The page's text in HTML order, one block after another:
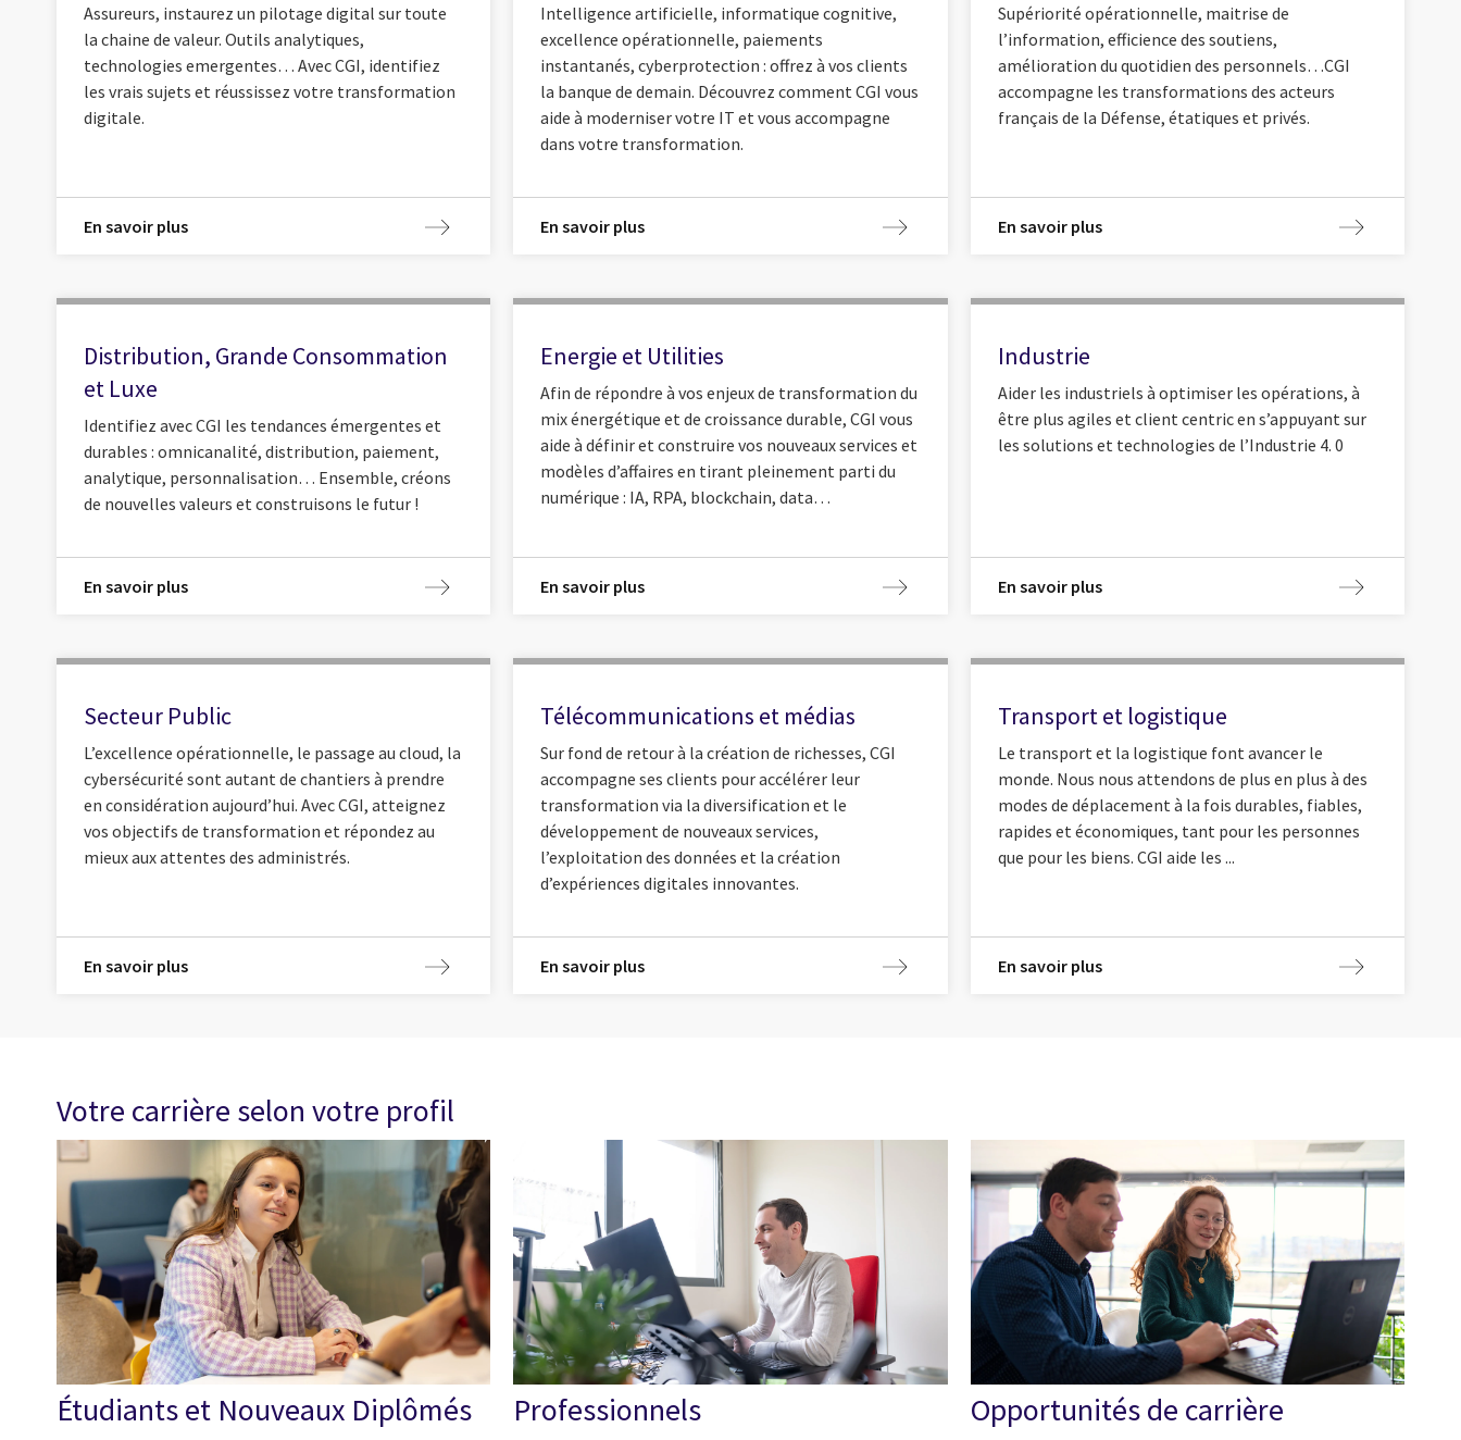
Assureurs, instaurez un pilotage digital sur toute
la chaine de valeur. Outils analytiques,
technologies emergentes… Avec CGI, identifiez
les vrais sujets et réussissez votre transformation
digitale.
En savoir plus
Intelligence artificielle, informatique cognitive,
excellence opérationnelle, paiements
instantanés, cyberprotection : offrez à vos clients
la banque de demain. Découvrez comment CGI vous
aide à moderniser votre IT et vous accompagne
dans votre transformation.
En savoir plus
Supériorité opérationnelle, maitrise de
l’information, efficience des soutiens,
amélioration du quotidien des personnels…CGI
accompagne les transformations des acteurs
français de la Défense, étatiques et privés.
En savoir plus
Distribution, Grande Consommation
et Luxe
Identifiez avec CGI les tendances émergentes et
durables : omnicanalité, distribution, paiement,
analytique, personnalisation… Ensemble, créons
de nouvelles valeurs et construisons le futur !
En savoir plus
Energie et Utilities
Afin de répondre à vos enjeux de transformation du
mix énergétique et de croissance durable, CGI vous
aide à définir et construire vos nouveaux services et
modèles d’affaires en tirant pleinement parti du
numérique : IA, RPA, blockchain, data…
En savoir plus
Industrie
Aider les industriels à optimiser les opérations, à
être plus agiles et client centric en s’appuyant sur
les solutions et technologies de l’Industrie 4. 0
En savoir plus
Secteur Public
L’excellence opérationnelle, le passage au cloud, la
cybersécurité sont autant de chantiers à prendre
en considération aujourd’hui. Avec CGI, atteignez
vos objectifs de transformation et répondez au
mieux aux attentes des administrés.
En savoir plus
Télécommunications et médias
Sur fond de retour à la création de richesses, CGI
accompagne ses clients pour accélérer leur
transformation via la diversification et le
développement de nouveaux services,
l’exploitation des données et la création
d’expériences digitales innovantes.
En savoir plus
Transport et logistique
Le transport et la logistique font avancer le
monde. Nous nous attendons de plus en plus à des
modes de déplacement à la fois durables, fiables,
rapides et économiques, tant pour les personnes
que pour les biens. CGI aide les ...
En savoir plus
Votre carrière selon votre profil
Étudiants et Nouveaux Diplômés Professionnels Opportunités de carrière